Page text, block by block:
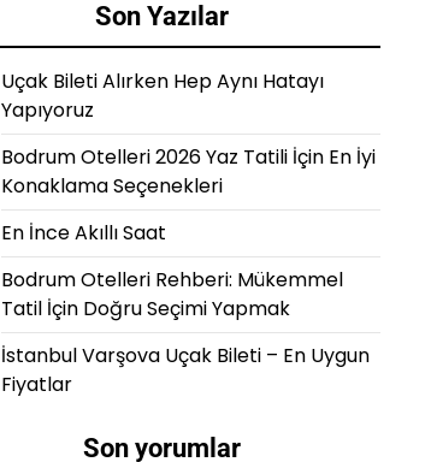
Son Yazılar
Uçak Bileti Alırken Hep Aynı Hatayı
Yapıyoruz
Bodrum Otelleri 2026 Yaz Tatili İçin En İyi
Konaklama Seçenekleri
En İnce Akıllı Saat
Bodrum Otelleri Rehberi: Mükemmel
Tatil İçin Doğru Seçimi Yapmak
İstanbul Varşova Uçak Bileti – En Uygun
Fiyatlar
Son yorumlar